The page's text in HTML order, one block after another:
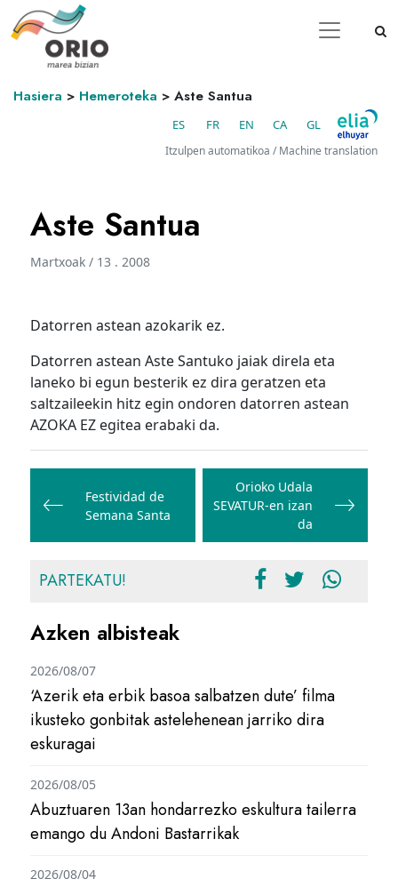
Hasiera > Hemeroteka > Aste Santua
ES FR EN CA GL
Itzulpen automatikoa / Machine translation
Aste Santua
Martxoak / 13 . 2008
Datorren astean azokarik ez.
Datorren astean Aste Santuko jaiak direla eta
laneko bi egun besterik ez dira geratzen eta
saltzaileekin hitz egin ondoren datorren astean
AZOKA EZ egitea erabaki da.
Bidalketetan
zehar
nabigatu
Festividad de
Semana Santa
Orioko Udala
SEVATUR-en izan
da
PARTEKATU!
Azken albisteak
‘Azerik eta erbik basoa salbatzen dute’ filma
ikusteko gonbitak astelehenean jarriko dira
eskuragai
2026/08/07
Abuztuaren 13an hondarrezko eskultura tailerra
emango du Andoni Bastarrikak
2026/08/05
2026/08/04